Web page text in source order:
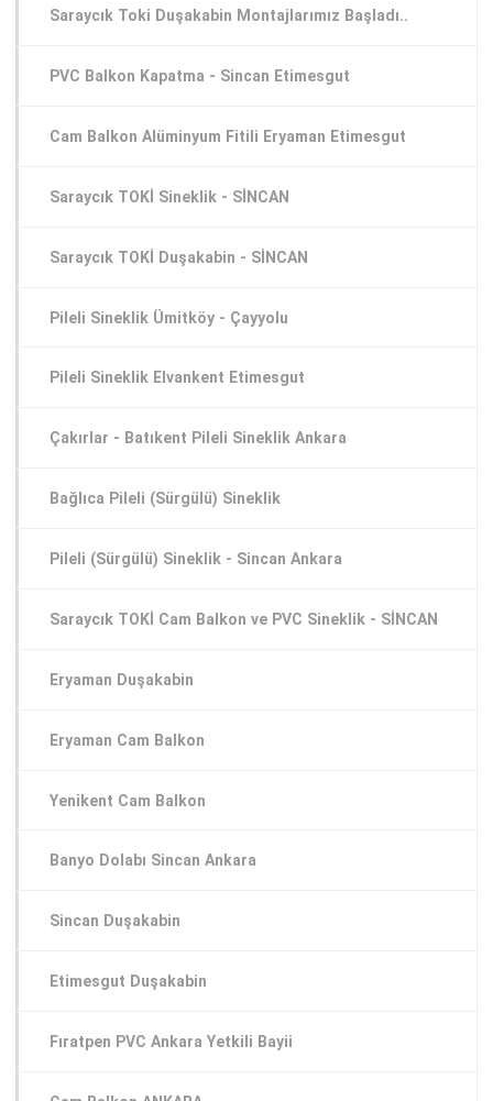
Saraycık Toki Duşakabin Montajlarımız Başladı..
PVC Balkon Kapatma - Sincan Etimesgut
Cam Balkon Alüminyum Fitili Eryaman Etimesgut
Saraycık TOKİ Sineklik - SİNCAN
Saraycık TOKİ Duşakabin - SİNCAN
Pileli Sineklik Ümitköy - Çayyolu
Pileli Sineklik Elvankent Etimesgut
Çakırlar - Batıkent Pileli Sineklik Ankara
Bağlıca Pileli (Sürgülü) Sineklik
Pileli (Sürgülü) Sineklik - Sincan Ankara
Saraycık TOKİ Cam Balkon ve PVC Sineklik - SİNCAN
Eryaman Duşakabin
Eryaman Cam Balkon
Yenikent Cam Balkon
Banyo Dolabı Sincan Ankara
Sincan Duşakabin
Etimesgut Duşakabin
Fıratpen PVC Ankara Yetkili Bayii